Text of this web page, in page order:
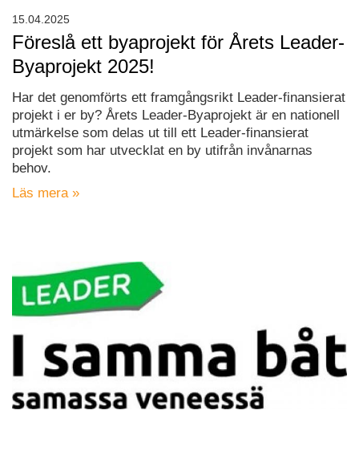
Föreslå ett byaprojekt för Årets Leader-
Byaprojekt 2025!
Har det genomförts ett framgångsrikt Leader-finansierat
projekt i er by? Årets Leader-Byaprojekt är en nationell
utmärkelse som delas ut till ett Leader-finansierat
projekt som har utvecklat en by utifrån invånarnas
behov.
Läs mera »
15.04.2025